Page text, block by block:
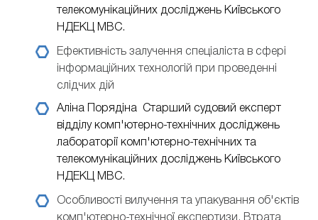
телекомунікаційних досліджень Київського
НДЕКЦ МВС.
Ефективність залучення спеціаліста в сфері
інформаційних технологій при проведенні
слідчих дій
Аліна Порядіна
Старший судовий експерт
відділу комп'ютерно-технічних досліджень
лабораторії комп'ютерно-технічних та
телекомунікаційних досліджень Київського
НДЕКЦ МВС.
Особливості вилучення та упакування об'єктів